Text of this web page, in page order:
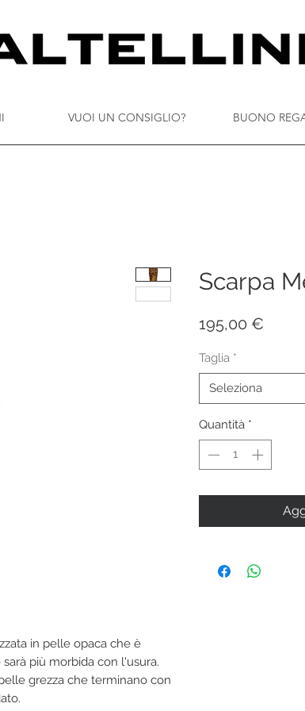
VUOI UN CONSIGLIO? BUONO
in pelle opaca che è
più morbida con l'usura.
grezza che terminano con
Scarpa
195,00 €
Taglia *
Seleziona
Quantità *